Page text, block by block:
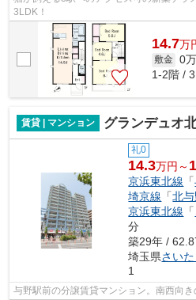
3LDK！
14.7万
敷金 0
1-2階 /
賃貸 | マンション グランデュオ
礼0
14.3万円～
京浜東北線 「
埼京線 「北
京浜東北線 「
分
築29年 /
埼玉県さい
1
与野駅前の分譲賃貸マンション。南西向き